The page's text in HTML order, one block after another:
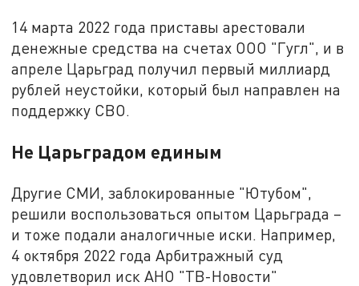
14 марта 2022 года приставы арестовали
денежные средства на счетах ООО "Гугл", и в
апреле Царьград получил первый миллиард
рублей неустойки, который был направлен на
поддержку СВО.
Не Царьградом единым
Другие СМИ, заблокированные "Ютубом",
решили воспользоваться опытом Царьграда –
и тоже подали аналогичные иски. Например,
4 октября 2022 года Арбитражный суд
удовлетворил иск АНО "ТВ-Новости"